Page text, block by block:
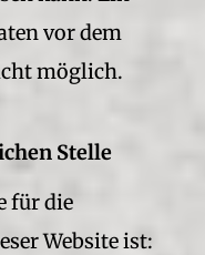
vor dem
möglich.
Stelle
für die
Website ist: